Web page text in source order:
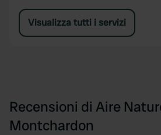
Visualizza tutti i servizi
Recensioni di Aire
Montchardon